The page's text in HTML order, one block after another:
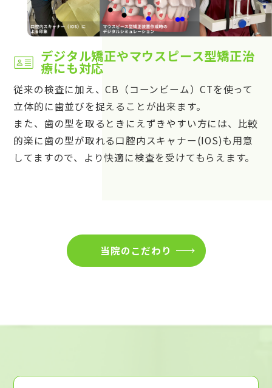
デジタル矯正やマウスピース型矯正治
療にも対応
従来の検査に加え、CB（コーンビーム）CTを使って
立体的に歯並びを捉えることが出来ます。
また、歯の型を取るときにえずきやすい方には、比較
的楽に歯の型が取れる口腔内スキャナー(IOS)も用意
してますので、より快適に検査を受けてもらえます。
当院のこだわり